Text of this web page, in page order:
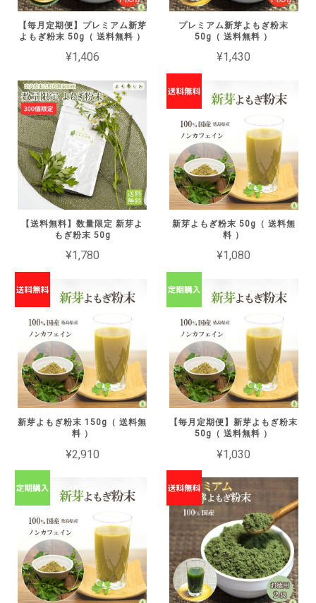
【毎月定期便】プレミアム新芽
よもぎ粉末 50g（ 送料無料 ）
¥1,406
プレミアム新芽よもぎ粉末
50g（ 送料無料 ）
¥1,430
【送料無料】数量限定 新芽よ
もぎ粉末 50g
¥1,780
新芽よもぎ粉末 50g（ 送料無
料 ）
¥1,080
新芽よもぎ粉末 150g（ 送料無
料 ）
¥2,910
【毎月定期便】新芽よもぎ粉末
50g（ 送料無料 ）
¥1,030